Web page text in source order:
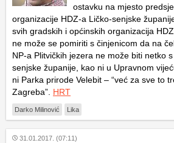
ostavku na mjesto
organizacije HDZ-a Ličko-senjske
svih gradskih i općinskih organizacija
ne može se pomiriti s činjenicom da na
NP-a Plitvičkih jezera ne može biti netko
senjske županije, kao ni u Upravnom
ni Parka prirode Velebit – “već za sve to
Zagreba”. HRT
Darko Milinović Lika
31.01.2017. (07:11)